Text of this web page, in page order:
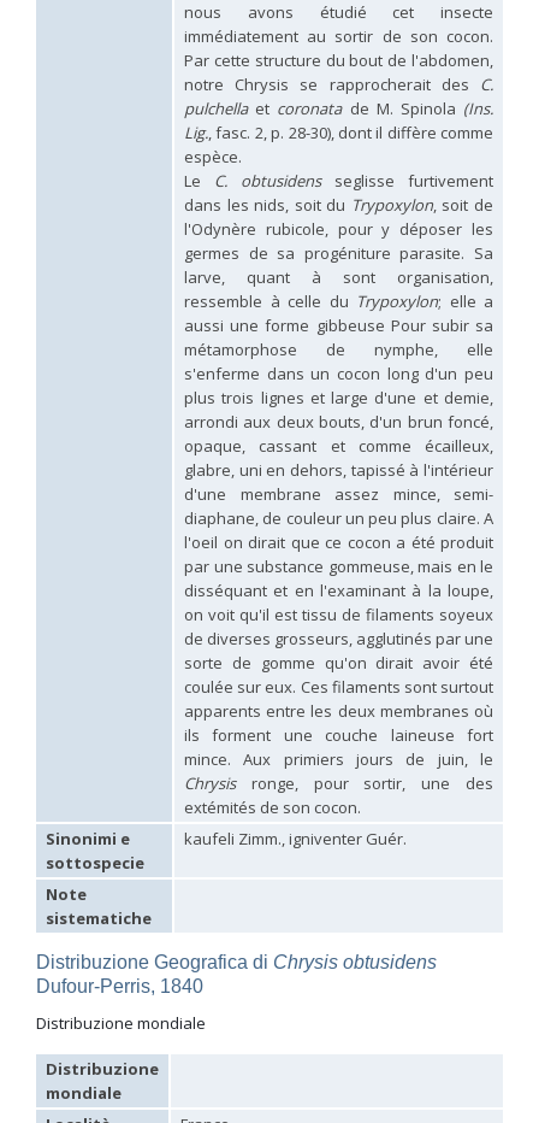
Móczár, 1964
Perraudin, 1978
Linsenmaier, 1959
Linsenmaier, 1959
Hedychridium incrassatum mavromoustakisi
Enslin, 1950
Abeille, 1879
Trautmann, 1927
Linsenmaier, 1987
Linsenmaier, 1959
Balthasar, 1952
Linsenmaier, 1959
Móczár, 1964
Christ, 1790
Hedychridium lampas austeritatumLinsenmaier, 1997
Hedychridium lampas cypriacumBalthasar, 1953
Arens, 2011
Linsenmaier, 1959
Linsenmaier, 1951
Linsenmaier, 1987
Mercet, 1915
Buysson, 1888
Buysson, 1904
Semenov, 1967
Lefeber, 1986
Balthasar, 1953
Balthasar, 1946
Balthasar, 1953
Linsenmaier, 1968
Linsenmaier, 1959
(Mocsáry, 1883)
(Dahlbom, 1854)
Abeille, 1879
Enslin, 1939
Hedychridium roseum
(Rossi, 1790)
Hedychridium roseum caputaureum
Hedychridium roseum nanum
Hedychridium rossicum
Hedychridium sardinumLinsenmaier, 1997
Hedychridium sculpturatum(Abeille, 1877)
Hedychridium scutellare(Tournier, 1878)
Hedychridium semiluteumLinsenmaier, 1959
Hedychridium sevillanumLinsenmaier, 1968
Hedychridium subroseumLinsenmaier, 1959
Hedychridium subroseum prochloropygum
Hedychridium tenerifense
Linsenmaier, 1968
nous avons étudié cet insecte
immédiatement au sortir de son cocon.
Par cette structure du bout de l'abdomen,
notre Chrysis se rapprocherait des C.
pulchellaet coronatade M. Spinola (Ins.
Lig., fasc. 2, p. 28-30), dont il diffère comme
espèce.
Le C. obtusidensseglisse furtivement
dans les nids, soit du Trypoxylon, soit de
l'Odynère rubicole, pour y déposer les
germes de sa progéniture parasite. Sa
larve, quant à sont organisation,
ressemble à celle du Trypoxylon; elle a
aussi une forme gibbeuse Pour subir sa
métamorphose de nymphe, elle
s'enferme dans un cocon long d'un peu
plus trois lignes et large d'une et demie,
arrondi aux deux bouts, d'un brun foncé,
opaque, cassant et comme écailleux,
glabre, uni en dehors, tapissé à l'intérieur
d'une membrane assez mince, semi-
diaphane, de couleur un peu plus claire. A
l'oeil on dirait que ce cocon a été produit
par une substance gommeuse, mais en le
disséquant et en l'examinant à la loupe,
on voit qu'il est tissu de filaments soyeux
de diverses grosseurs, agglutinés par une
sorte de gomme qu'on dirait avoir été
coulée sur eux. Ces filaments sont surtout
apparents entre les deux membranes où
ils forment une couche laineuse fort
mince. Aux primiers jours de juin, le
Chrysisronge, pour sortir, une des
extémités de son cocon.
Sinonimi e
sottospecie
kaufeli Zimm., igniventer Guér.
Note
sistematiche
Distribuzione Geografica di Chrysis obtusidens
Dufour-Perris, 1840
Distribuzione mondiale
Distribuzione
mondiale